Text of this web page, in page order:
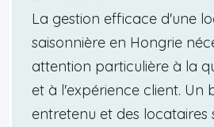
La gestion efficace d'une
saisonnière en Hongrie
attention particulière à la
et à l'expérience client. Un
entretenu et des locataires